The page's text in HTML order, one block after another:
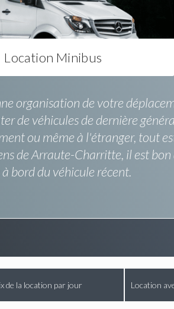
Location Minibus
organisation de votre
de véhicules de dernière
ou même à l'étranger, tout
de Arraute-Charritte, il est bon
bord du véhicule récent.
de la location par jour Location